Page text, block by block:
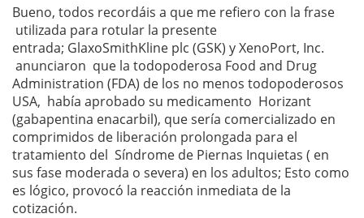
Bueno, todos recordáis a que me refiero con la frase
utilizada para rotular la presente
entrada; GlaxoSmithKline plc (GSK) y XenoPort, Inc.
anunciaron que la todopoderosa Food and Drug
Administration (FDA) de los no menos todopoderosos
USA, había aprobado su medicamento Horizant
(gabapentina enacarbil), que sería comercializado en
comprimidos de liberación prolongada para el
tratamiento del Síndrome de Piernas Inquietas ( en
sus fase moderada o severa) en los adultos; Esto como
es lógico, provocó la reacción inmediata de la
cotización.